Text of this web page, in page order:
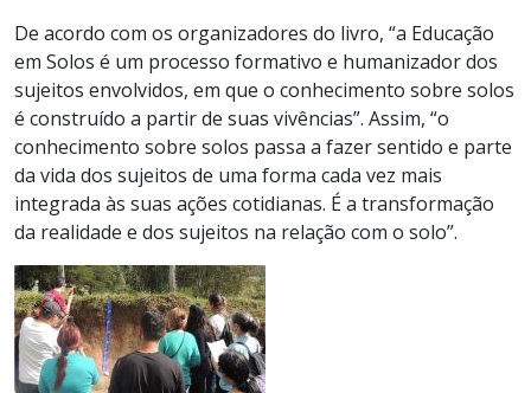
De acordo com os organizadores do livro, “a Educação
em Solos é um processo formativo e humanizador dos
sujeitos envolvidos, em que o conhecimento sobre solos
é construído a partir de suas vivências”. Assim, “o
conhecimento sobre solos passa a fazer sentido e parte
da vida dos sujeitos de uma forma cada vez mais
integrada às suas ações cotidianas. É a transformação
da realidade e dos sujeitos na relação com o solo”.